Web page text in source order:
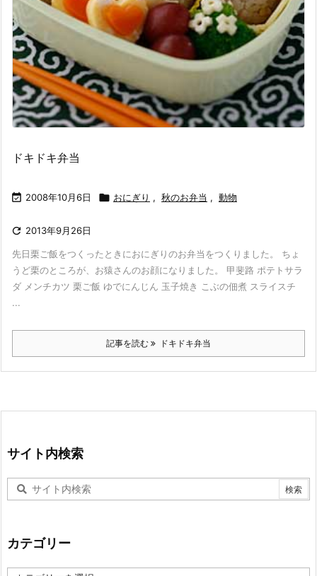
ドキドキ弁当
 2008年10月6日  おにぎり , 秋のお弁当 , 動物
 2013年9月26日
先日栗ご飯をつくったときにおにぎりのお弁当をつくりました。 ちょ
うど栗のところが、お猿さんのお顔になりました。 甲斐路 ポテトサラ
ダ メンチカツ 栗ご飯 ゆでにんじん 玉子焼き こぶの佃煮 スライスチ
...
記事を読む ドキドキ弁当
サイト内検索
カテゴリー